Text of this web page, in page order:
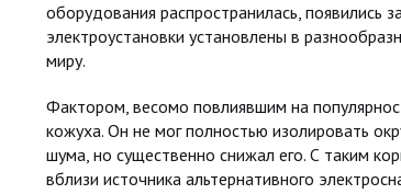
оборудования распространилась, появились
электроустановки установлены в
миру.
Фактором, весомо повлиявшим на
кожуха. Он не мог полностью изолировать
шума, но существенно снижал его. С таким
вблизи источника альтернативного